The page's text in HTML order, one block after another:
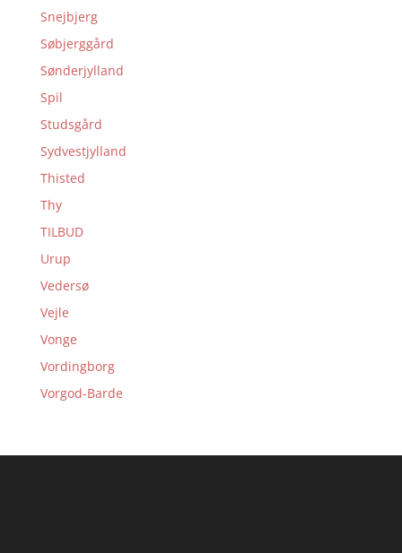
Snejbjerg
Søbjerggård
Sønderjylland
Spil
Studsgård
Sydvestjylland
Thisted
Thy
TILBUD
Urup
Vedersø
Vejle
Vonge
Vordingborg
Vorgod-Barde